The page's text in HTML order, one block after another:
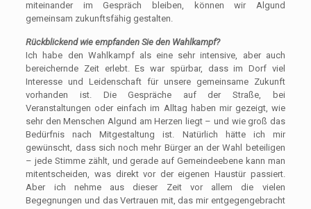
miteinander im Gespräch bleiben, können wir Algund
gemeinsam zukunftsfähig gestalten.
Rückblickend wie empfanden Sie den Wahlkampf?
Ich habe den Wahlkampf als eine sehr intensive, aber auch
bereichernde Zeit erlebt. Es war spürbar, dass im Dorf viel
Interesse und Leidenschaft für unsere gemeinsame Zukunft
vorhanden ist. Die Gespräche auf der Straße, bei
Veranstaltungen oder einfach im Alltag haben mir gezeigt, wie
sehr den Menschen Algund am Herzen liegt – und wie groß das
Bedürfnis nach Mitgestaltung ist. Natürlich hätte ich mir
gewünscht, dass sich noch mehr Bürger an der Wahl beteiligen
– jede Stimme zählt, und gerade auf Gemeindeebene kann man
mitentscheiden, was direkt vor der eigenen Haustür passiert.
Aber ich nehme aus dieser Zeit vor allem die vielen
Begegnungen und das Vertrauen mit, das mir entgegengebracht